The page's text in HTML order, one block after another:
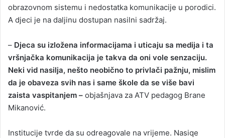
obrazovnom sistemu i nedostatka komunikacije u porodici.
A djeci je na daljinu dostupan nasilni sadržaj.
– Djeca su izložena informacijama i uticaju sa medija i ta
vršnjačka komunikacija je takva da oni vole senzaciju.
Neki vid nasilja, nešto neobično to privlači pažnju, mislim
da je obaveza svih nas i same škole da se više bavi
zaista vaspitanjem – objašnjava za ATV pedagog Brane
Mikanović.
Institucije tvrde da su odreagovale na vrijeme. Nasiqe